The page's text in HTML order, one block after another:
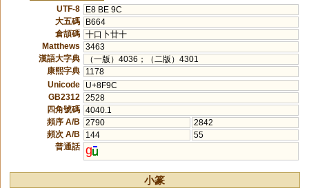
UTF-8
E8 BE 9C
大五碼
B664
倉頡碼 十口卜廿十
Matthews
3463
漢語大字典
（一版）4036；（二版）4301
康熙字典
1178
Unicode
U+8F9C
GB2312
2528
四角號碼 4040.1
頻序 A/B
2790
2842
頻次 A/B
144
55
普通話 g
小篆